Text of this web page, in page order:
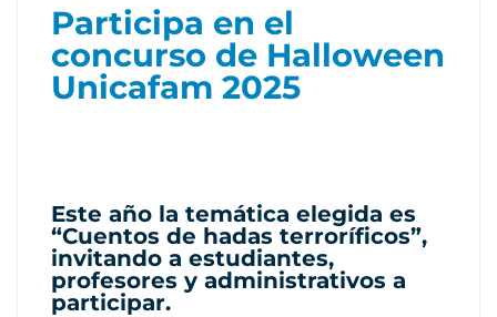
Participa en el
concurso de Halloween
Unicafam 2025
Este año la temática elegida es
“Cuentos de hadas terroríficos”,
invitando a estudiantes,
profesores y administrativos a
participar.